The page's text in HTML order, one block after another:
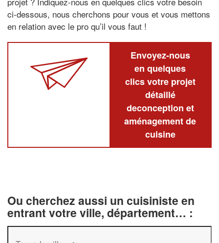
ci-dessous, nous cherchons pour vous et vous mettons
en relation avec le pro qu’il vous faut !
Envoyez-nous
en quelques
clics votre projet
détaillé
deconception et
aménagement de
cuisine
Ou cherchez aussi un cuisiniste en
entrant votre ville, département… :